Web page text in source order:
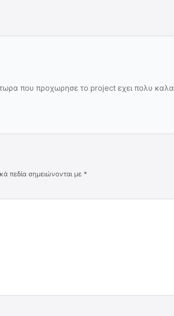
που προχωρησε το project εχει πολυ καλα
πεδία σημειώνονται με *